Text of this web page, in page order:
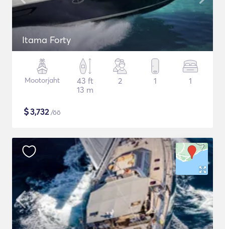
Itama Forty
Mootorjaht
43 ft
13 m
2 1 1
$3,732/öö